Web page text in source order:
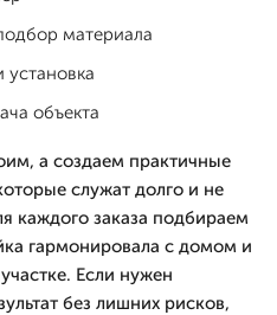
материала
установка
объекта
а создаем практичные
служат долго и не
каждого заказа подбираем
гармонировала с домом и
Если нужен
без лишних рисков,